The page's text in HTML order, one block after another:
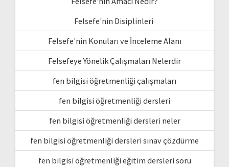
Felsefe'nin Disiplinleri
Felsefe'nin Konuları ve İnceleme Alanı
Felsefeye Yönelik Çalışmaları Nelerdir
fen bilgisi öğretmenliği çalışmaları
fen bilgisi öğretmenliği dersleri
fen bilgisi öğretmenliği dersleri neler
fen bilgisi öğretmenliği dersleri sınav çözdürme
fen bilgisi öğretmenliği eğitim dersleri soru